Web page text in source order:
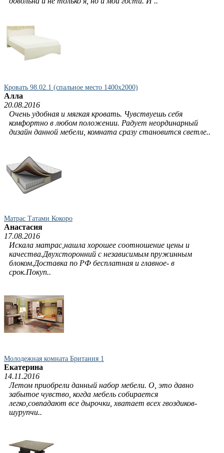
Кровать 98.02.1 (спальное место 1400х2000)
Алла
20.08.2016
Очень удобная и мягкая кровать. Чувствуешь себя
комфортно в любом положении. Радует неординарный
дизайн данной мебели, комната сразу становится светле..
Матрас Татами Кокоро
Анастасия
17.08.2016
Искала матрас,нашла хорошее соотношение цены и
качества.Двухсторонний с независимым пружинным
блоком.Доставка по РФ бесплатная и главное- в
срок.Покуп..
Молодежная комната Британия 1
Екатерина
14.11.2016
Летом приобрели данный набор мебели. О, это давно
забытое чувство, когда мебель собирается
легко,совпадают все дырочки, хватает всех гвоздиков-
шурупчи..